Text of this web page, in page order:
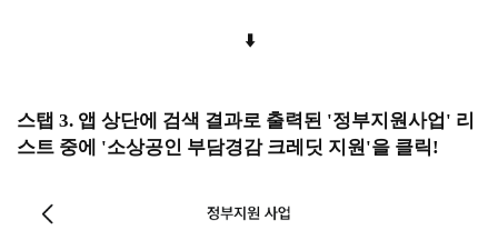
⬇️
스탭 3. 앱 상단에 검색 결과로 출력된 '정부지원사업' 리
스트 중에 '소상공인 부담경감 크레딧 지원'을 클릭!